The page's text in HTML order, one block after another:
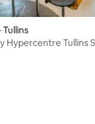
Tullins
Hypercentre Tullins